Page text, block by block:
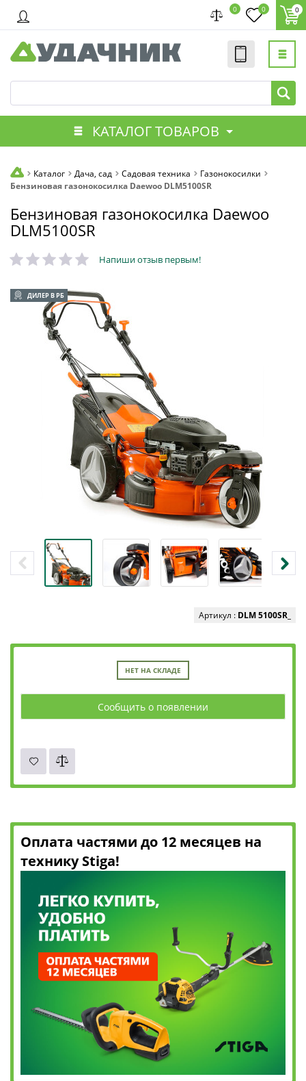
0 0 0
КАТАЛОГ ТОВАРОВ
Каталог Дача, сад Садовая техника
Газонокосилки
Бензиновая газонокосилка Daewoo DLM5100SR
Бензиновая газонокосилка Daewoo
DLM5100SR
Напиши отзыв первым!
ДИЛЕР В РБ
Артикул : DLM 5100SR_
НЕТ НА СКЛАДЕ
Сообщить о появлении
Оплата частями до 12 месяцев на
технику Stiga!